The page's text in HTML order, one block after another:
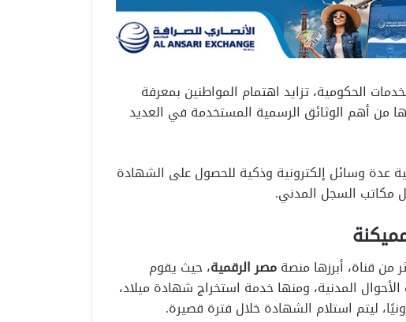
الحكومية، تزايد اهتمام المواطنين بمعرفة
من أهم الوثائق الرسمية المستخدمة في العديد
عدة وسائل إلكترونية وذكية للحصول على الشهادة
مكاتب السجل المدني.
من قناة، أبرزها منصةمصر الرقمية، حيث يقوم
المدنية، ومنها خدمة استخراج شهادة ميلاد،
ليتم استلام الشهادة خلال فترة قصيرة.